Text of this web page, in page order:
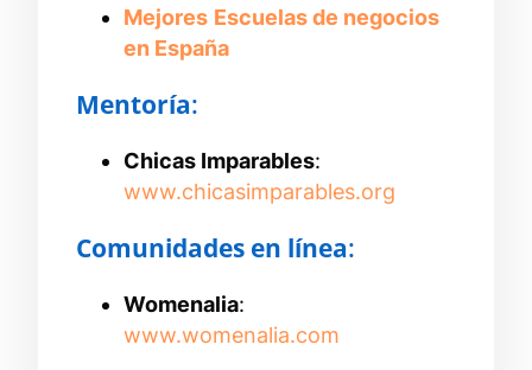
Mejores Escuelas de negocios
en España
Mentoría:
Chicas Imparables:
www.chicasimparables.org
Comunidades en línea:
Womenalia:
www.womenalia.com